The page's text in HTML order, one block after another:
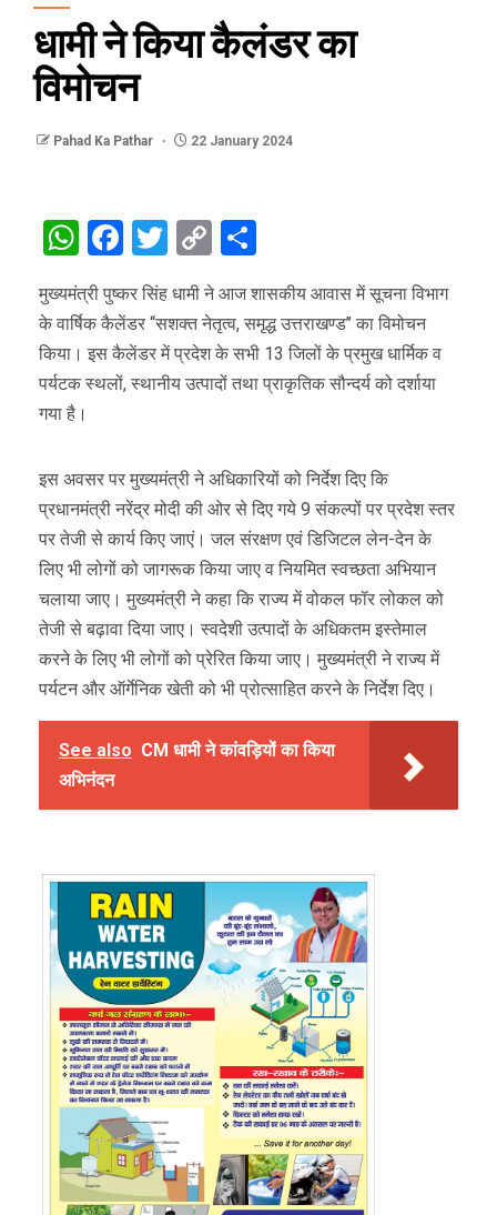
धामी ने किया कैलंडर का
विमोचन
Pahad Ka Pathar 22 January 2024
WhatsApp
Facebook
Twitter
Copy
मुख्यमंत्री पुष्कर सिंह धामी ने आज शासकीय आवास में सूचना विभाग
के वार्षिक कैलेंडर ‘‘सशक्त नेतृत्व, समृद्ध उत्तराखण्ड’’ का विमोचन
किया। इस कैलेंडर में प्रदेश के सभी 13 जिलों के प्रमुख धार्मिक व
पर्यटक स्थलों, स्थानीय उत्पादों तथा प्राकृतिक सौन्दर्य को दर्शाया
गया है।
इस अवसर पर मुख्यमंत्री ने अधिकारियों को निर्देश दिए कि
प्रधानमंत्री नरेंद्र मोदी की ओर से दिए गये 9 संकल्पों पर प्रदेश स्तर
पर तेजी से कार्य किए जाएं। जल संरक्षण एवं डिजिटल लेन-देन के
लिए भी लोगों को जागरूक किया जाए व नियमित स्वच्छता अभियान
चलाया जाए। मुख्यमंत्री ने कहा कि राज्य में वोकल फॉर लोकल को
तेजी से बढ़ावा दिया जाए। स्वदेशी उत्पादों के अधिकतम इस्तेमाल
करने के लिए भी लोगों को प्रेरित किया जाए। मुख्यमंत्री ने राज्य में
पर्यटन और ऑर्गेनिक खेती को भी प्रोत्साहित करने के निर्देश दिए।
See also CM धामी ने कांवड़ियों का किया
अभिनंदन